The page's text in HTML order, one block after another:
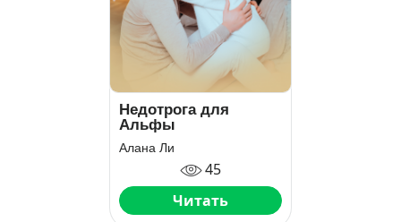
Недотрога для
Альфы
Алана Ли
45
Читать